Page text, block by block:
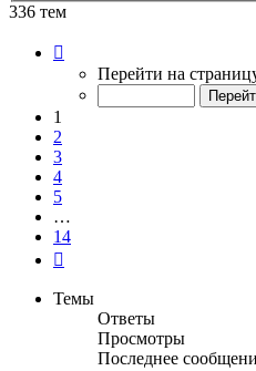
336 тем
Перейти на
1
2
3
4
5
…
14
Темы
Ответы
Просмотры
Последнее